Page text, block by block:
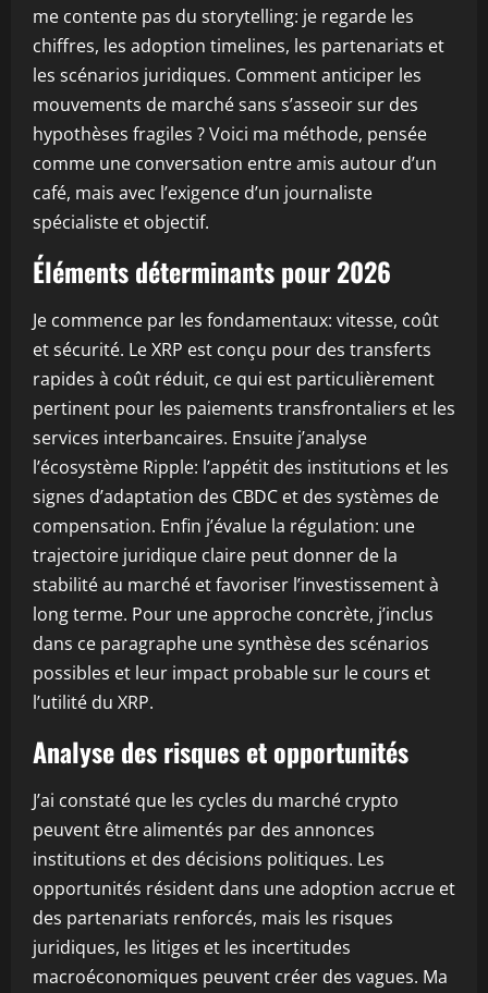
me contente pas du storytelling: je regarde les
chiffres, les adoption timelines, les partenariats et
les scénarios juridiques. Comment anticiper les
mouvements de marché sans s’asseoir sur des
hypothèses fragiles ? Voici ma méthode, pensée
comme une conversation entre amis autour d’un
café, mais avec l’exigence d’un journaliste
spécialiste et objectif.
Éléments déterminants pour 2026
Je commence par les fondamentaux: vitesse, coût
et sécurité. Le XRP est conçu pour des transferts
rapides à coût réduit, ce qui est particulièrement
pertinent pour les paiements transfrontaliers et les
services interbancaires. Ensuite j’analyse
l’écosystème Ripple: l’appétit des institutions et les
signes d’adaptation des CBDC et des systèmes de
compensation. Enfin j’évalue la régulation: une
trajectoire juridique claire peut donner de la
stabilité au marché et favoriser l’investissement à
long terme. Pour une approche concrète, j’inclus
dans ce paragraphe une synthèse des scénarios
possibles et leur impact probable sur le cours et
l’utilité du XRP.
Analyse des risques et opportunités
J’ai constaté que les cycles du marché crypto
peuvent être alimentés par des annonces
institutions et des décisions politiques. Les
opportunités résident dans une adoption accrue et
des partenariats renforcés, mais les risques
juridiques, les litiges et les incertitudes
macroéconomiques peuvent créer des vagues. Ma